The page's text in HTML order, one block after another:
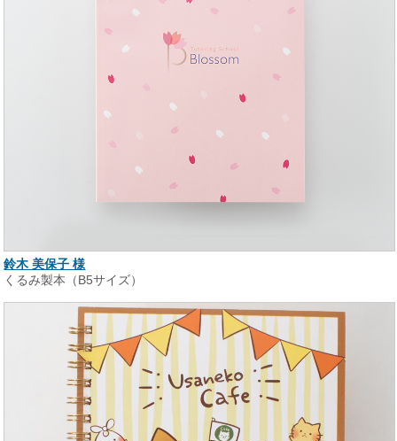
鈴木 美保子 様
くるみ製本（B5サイズ）